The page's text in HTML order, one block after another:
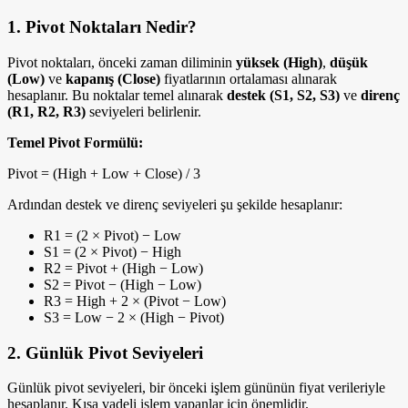
1. Pivot Noktaları Nedir?
Pivot noktaları, önceki zaman diliminin yüksek (High), düşük
(Low) ve kapanış (Close) fiyatlarının ortalaması alınarak
hesaplanır. Bu noktalar temel alınarak destek (S1, S2, S3) ve direnç
(R1, R2, R3) seviyeleri belirlenir.
Temel Pivot Formülü:
Pivot = (High + Low + Close) / 3
Ardından destek ve direnç seviyeleri şu şekilde hesaplanır:
R1 = (2 × Pivot) − Low
S1 = (2 × Pivot) − High
R2 = Pivot + (High − Low)
S2 = Pivot − (High − Low)
R3 = High + 2 × (Pivot − Low)
S3 = Low − 2 × (High − Pivot)
2. Günlük Pivot Seviyeleri
Günlük pivot seviyeleri, bir önceki işlem gününün fiyat verileriyle
hesaplanır. Kısa vadeli işlem yapanlar için önemlidir.